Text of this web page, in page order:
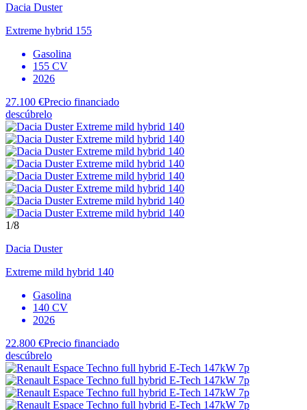
Dacia Duster
Extreme hybrid 155
Gasolina
155 CV
2026
27.100 €Precio financiado
descúbrelo
1/8
Dacia Duster
Extreme mild hybrid 140
Gasolina
140 CV
2026
22.800 €Precio financiado
descúbrelo